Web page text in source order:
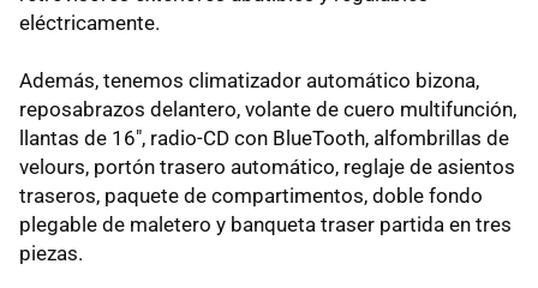
eléctricamente.
Además, tenemos climatizador automático bizona,
reposabrazos delantero, volante de cuero multifunción,
llantas de 16", radio-CD con BlueTooth, alfombrillas de
velours, portón trasero automático, reglaje de asientos
traseros, paquete de compartimentos, doble fondo
plegable de maletero y banqueta traser partida en tres
piezas.